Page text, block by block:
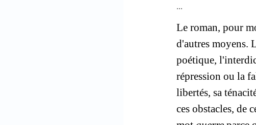
...
Le roman, pour
d'autres moyens.
poétique,
répression ou la
libertés, sa
ces obstacles, de